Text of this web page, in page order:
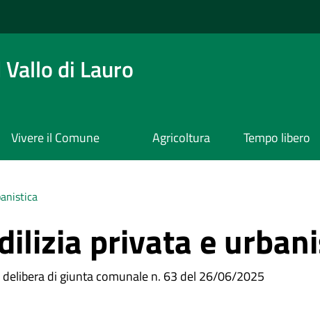
di Lauro
Vivere il Comune Agricoltura Tempo libero
privata e
di giunta comunale n. 63 del 26/06/2025